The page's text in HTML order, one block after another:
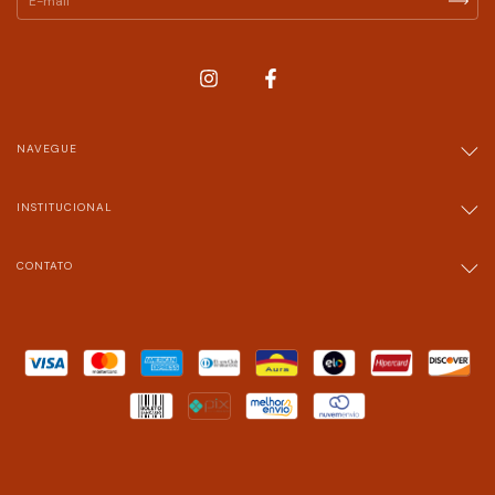
NAVEGUE
INSTITUCIONAL
CONTATO